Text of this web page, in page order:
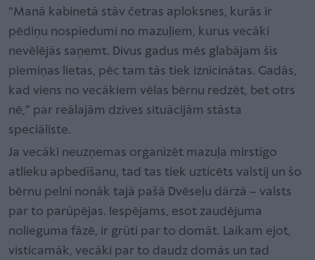
“Manā kabinetā stāv četras aploksnes, kurās ir
pēdiņu nospiedumi no mazuļiem, kurus vecāki
nevēlējās saņemt. Divus gadus mēs glabājam šīs
piemiņas lietas, pēc tam tās tiek iznīcinātas. Gadās,
kad viens no vecākiem vēlas bērnu redzēt, bet otrs
nē,” par reālajām dzīves situācijām stāsta
speciāliste.
Ja vecāki neuzņemas organizēt mazuļa mirstīgo
atlieku apbedīšanu, tad tas tiek uzticēts valstij un šo
bērnu pelni nonāk tajā pašā Dvēseļu dārzā – valsts
par to parūpējas. Iespējams, esot zaudējuma
nolieguma fāzē, ir grūti par to domāt. Laikam ejot,
visticamāk, vecāki par to daudz domās un tad